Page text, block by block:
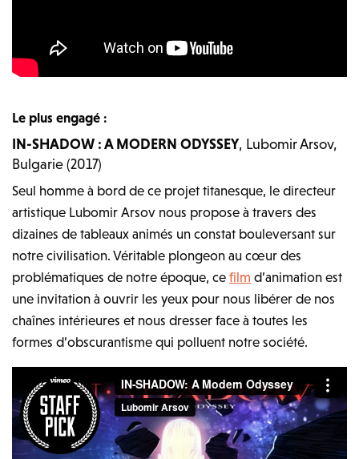
Le plus engagé :
IN-SHADOW : A MODERN ODYSSEY, Lubomir Arsov,
Bulgarie (2017)
Seul homme à bord de ce projet titanesque, le directeur
artistique Lubomir Arsov nous propose à travers des
dizaines de tableaux animés un constat bouleversant sur
notre civilisation. Véritable plongeon au cœur des
problématiques de notre époque, cefilm d’animation est
une invitation à ouvrir les yeux pour nous libérer de nos
chaînes intérieures et nous dresser face à toutes les
formes d’obscurantisme qui polluent notre société.